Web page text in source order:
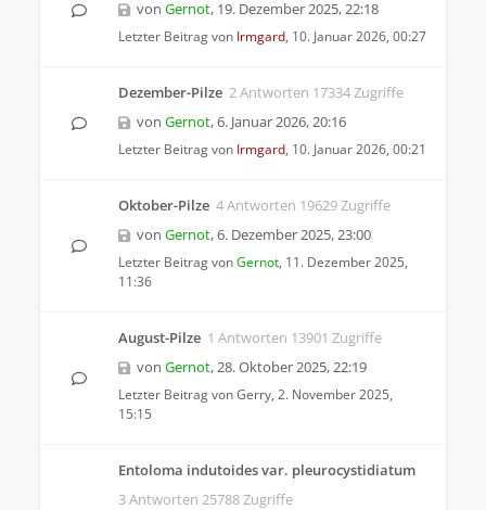
von Gernot, 19. Dezember 2025, 22:18
Letzter Beitrag von Irmgard, 10. Januar 2026, 00:27
Dezember-Pilze 2 Antworten 17334 Zugriffe
von Gernot,6. Januar 2026, 20:16
Letzter Beitrag von Irmgard, 10. Januar 2026, 00:21
Oktober-Pilze 4 Antworten 19629 Zugriffe
von Gernot,6. Dezember 2025, 23:00
Letzter Beitrag vonGernot, 11. Dezember 2025,
11:36
August-Pilze 1 Antworten 13901 Zugriffe
von Gernot,28. Oktober 2025, 22:19
Letzter Beitrag vonGerry, 2. November 2025,
15:15
Entoloma indutoides var. pleurocystidiatum
3 Antworten 25788 Zugriffe